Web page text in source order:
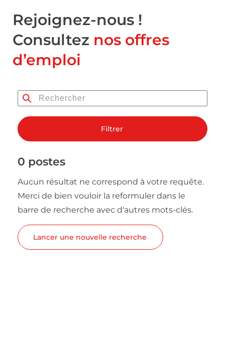
Rejoignez-nous !
Consultez nos offres
d’emploi
Filtrer
0 postes
Aucun résultat ne correspond à votre requête.
Merci de bien vouloir la reformuler dans le
barre de recherche avec d'autres mots-clés.
Lancer une nouvelle recherche